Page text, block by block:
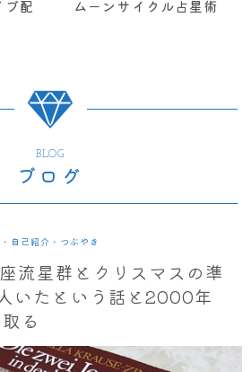
配
ムーンサイクル占星術
BLOG
ブログ
自己紹介・つぶやき
流星群とクリスマスの準
いたという話と2000年
る